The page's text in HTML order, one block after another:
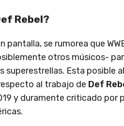
Rebel?
pantalla, se rumorea que
otros músicos-
superestrellas. Esta posible
al trabajo de Def
y duramente criticado por